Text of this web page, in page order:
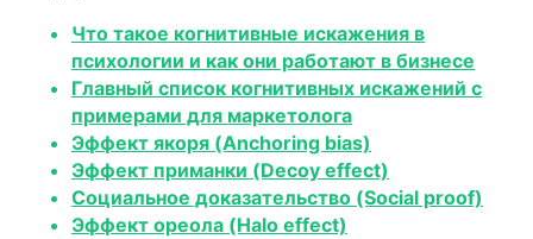
Что такое когнитивные искажения в
психологии и как они работают в бизнесе
Главный список когнитивных искажений с
примерами для маркетолога
Эффект якоря (Anchoring bias)
Эффект приманки (Decoy effect)
Социальное доказательство (Social proof)
Эффект ореола (Halo effect)